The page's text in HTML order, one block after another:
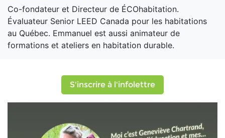
Co-fondateur et Directeur de ÉCOhabitation.
Évaluateur Senior LEED Canada pour les habitations
au Québec. Emmanuel est aussi animateur de
formations et ateliers en habitation durable.
S'inscrire à l'infolettre